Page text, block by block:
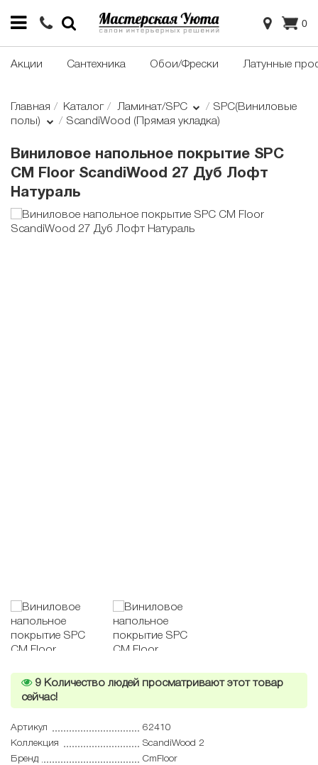
0
Акции Сантехника Обои/Фрески Латунные
Главная Каталог Ламинат/SPC
SPC(Виниловые
полы)
ScandiWood (Прямая укладка)
Виниловое напольное покрытие SPC
CM Floor ScandiWood 27 Дуб Лофт
Натураль
9 Количество людей просматривают этот товар
сейчас!
Артикул
62410
Коллекция
ScandiWood 2
Бренд
CmFloor